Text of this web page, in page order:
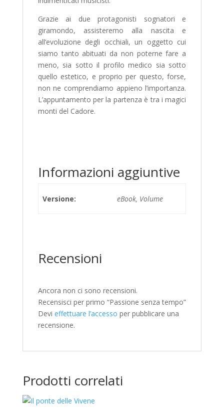
Grazie ai due protagonisti sognatori e
giramondo, assisteremo alla nascita e
all’evoluzione degli occhiali, un oggetto cui
siamo tanto abituati da non poterne fare a
meno, sia sotto il profilo medico sia sotto
quello estetico, e proprio per questo, forse,
non ne comprendiamo appieno l’importanza.
L’appuntamento per la partenza è tra i magici
monti del Cadore.
Informazioni aggiuntive
Versione: eBook, Volume
Recensioni
Ancora non ci sono recensioni.
Recensisci per primo “Passione senza tempo”
Devi effettuare l’accesso per pubblicare una
recensione.
Prodotti correlati